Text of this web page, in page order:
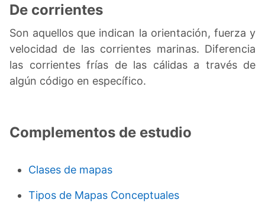
De corrientes
Son aquellos que indican la orientación, fuerza y
velocidad de las corrientes marinas. Diferencia
las corrientes frías de las cálidas a través de
algún código en específico.
Complementos de estudio
Clases de mapas
Tipos de Mapas Conceptuales